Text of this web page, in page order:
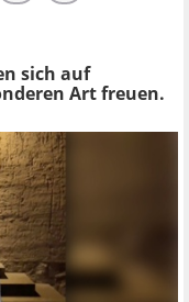
sich auf
Art freuen.